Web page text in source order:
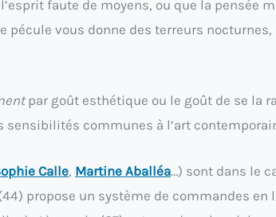
faute de moyens, ou que la pensée
pécule vous donne des terreurs
par goût esthétique ou le goût de se la
sensibilités communes à l’art
Calle, Martine Aballéa…) sont dans le
propose un système de commandes en